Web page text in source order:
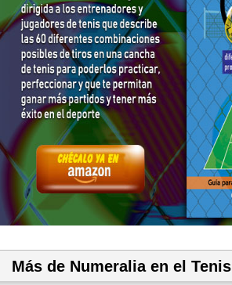
Más de Numeralia en el Tenis